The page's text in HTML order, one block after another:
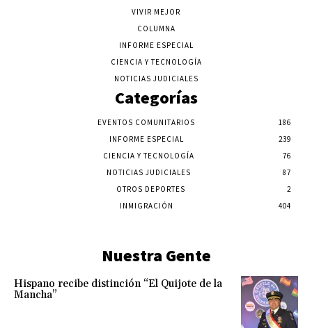
VIVIR MEJOR
COLUMNA
INFORME ESPECIAL
CIENCIA Y TECNOLOGÍA
NOTICIAS JUDICIALES
Categorías
EVENTOS COMUNITARIOS
186
INFORME ESPECIAL
239
CIENCIA Y TECNOLOGÍA
76
NOTICIAS JUDICIALES
87
OTROS DEPORTES
2
INMIGRACIÓN
404
Nuestra Gente
Hispano recibe distinción “El Quijote de la
Mancha”